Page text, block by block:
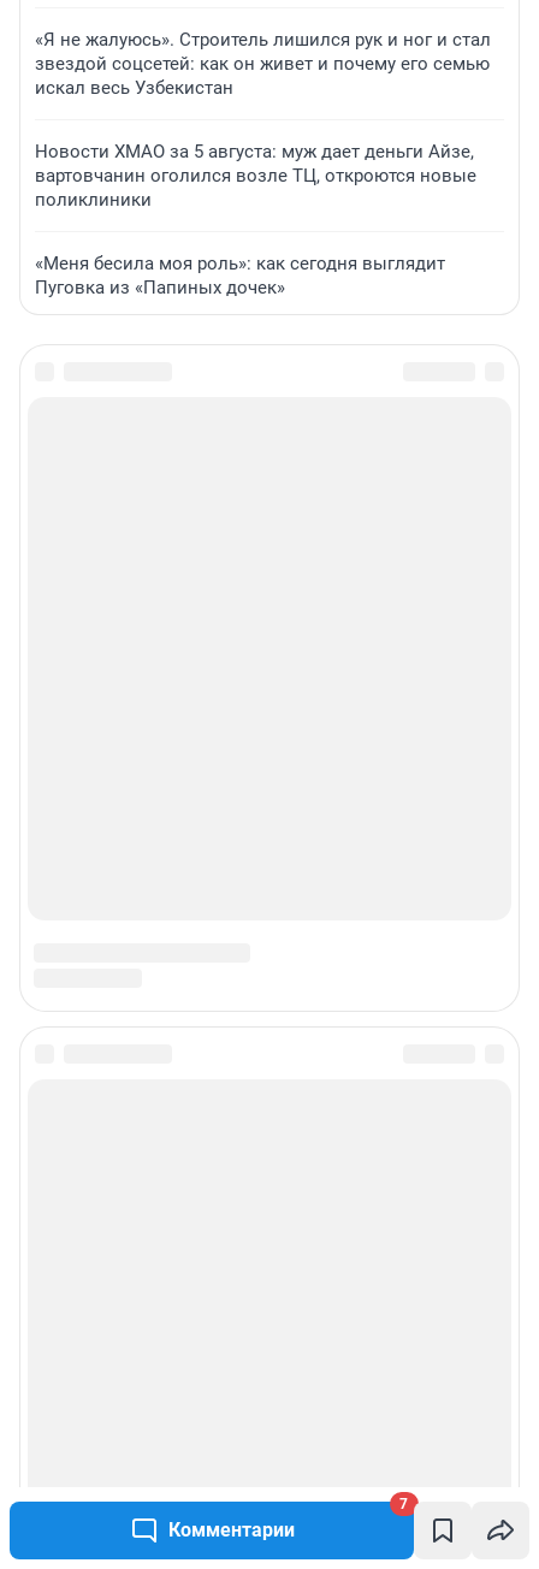
Комментарии
7
«Я не жалуюсь». Строитель лишился рук и ног и стал
звездой соцсетей: как он живет и почему его семью
искал весь Узбекистан
Новости ХМАО за 5 августа: муж дает деньги Айзе,
вартовчанин оголился возле ТЦ, откроются новые
поликлиники
«Меня бесила моя роль»: как сегодня выглядит
Пуговка из «Папиных дочек»